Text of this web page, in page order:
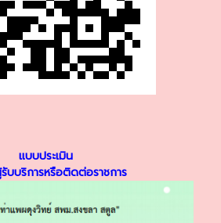
แบบประเมิน
บบริการหรือติดต่อราชการ